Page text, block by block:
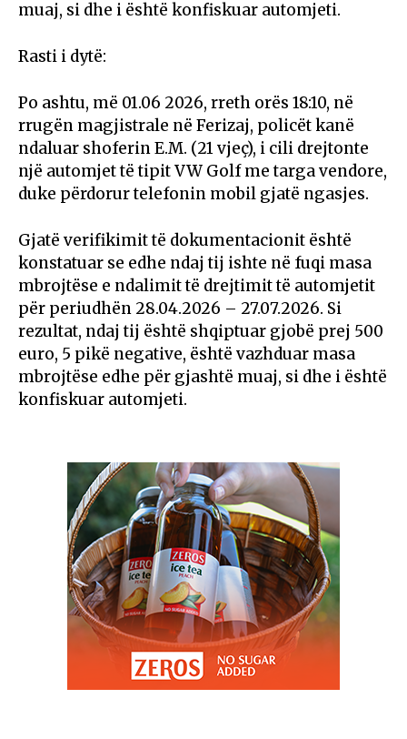
muaj, si dhe i është konfiskuar automjeti.
Rasti i dytë:
Po ashtu, më 01.06 2026, rreth orës 18:10, në
rrugën magjistrale në Ferizaj, policët kanë
ndaluar shoferin E.M. (21 vjeç), i cili drejtonte
një automjet të tipit VW Golf me targa vendore,
duke përdorur telefonin mobil gjatë ngasjes.
Gjatë verifikimit të dokumentacionit është
konstatuar se edhe ndaj tij ishte në fuqi masa
mbrojtëse e ndalimit të drejtimit të automjetit
për periudhën 28.04.2026 – 27.07.2026. Si
rezultat, ndaj tij është shqiptuar gjobë prej 500
euro, 5 pikë negative, është vazhduar masa
mbrojtëse edhe për gjashtë muaj, si dhe i është
konfiskuar automjeti.